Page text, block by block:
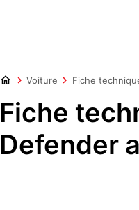
Voiture Fiche
Fiche
Defender